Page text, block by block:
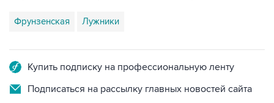
Фрунзенская Лужники
Купить подписку на профессиональную ленту
Подписаться на рассылку главных новостей сайта